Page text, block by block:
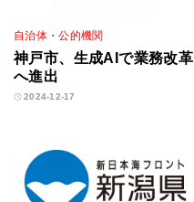
自治体・公的機関
神戸市、生成AIで業務改革
へ進出
2024-12-17